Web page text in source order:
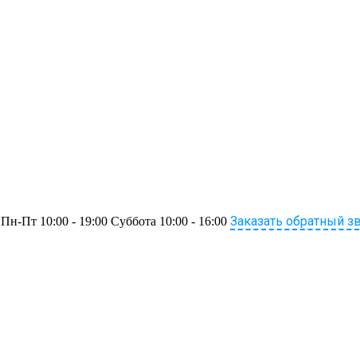
Пн-Пт 10:00 - 19:00 Суббота 10:00 - 16:00 Заказать обратный